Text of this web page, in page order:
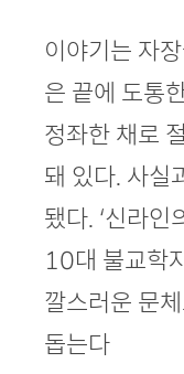
이야기는 자
은 끝에 도통
정좌한 채로
돼 있다. 사실
됐다. ‘신라인
10대 불교학
깔스러운 문
돕는다